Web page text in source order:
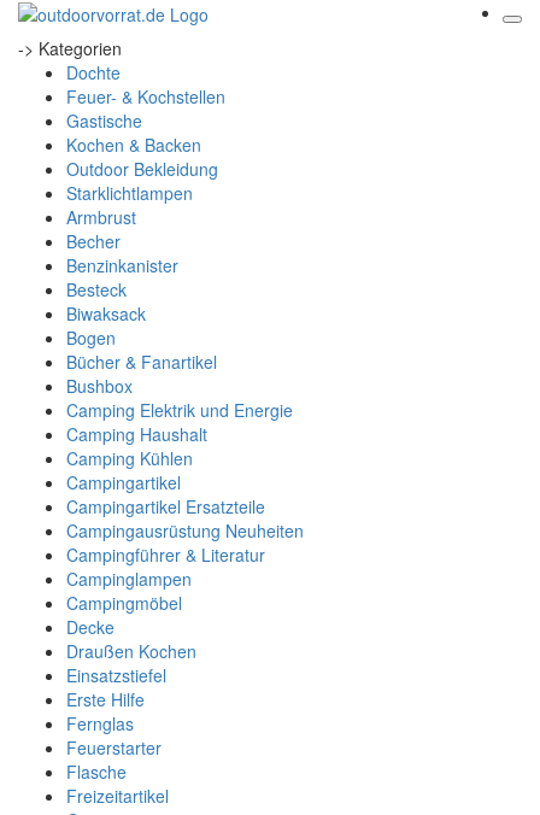
-> Kategorien
Dochte
Feuer- & Kochstellen
Gastische
Kochen & Backen
Outdoor Bekleidung
Starklichtlampen
Armbrust
Becher
Benzinkanister
Besteck
Biwaksack
Bogen
Bücher & Fanartikel
Bushbox
Camping Elektrik und Energie
Camping Haushalt
Camping Kühlen
Campingartikel
Campingartikel Ersatzteile
Campingausrüstung Neuheiten
Campingführer & Literatur
Campinglampen
Campingmöbel
Decke
Draußen Kochen
Einsatzstiefel
Erste Hilfe
Fernglas
Feuerstarter
Flasche
Freizeitartikel